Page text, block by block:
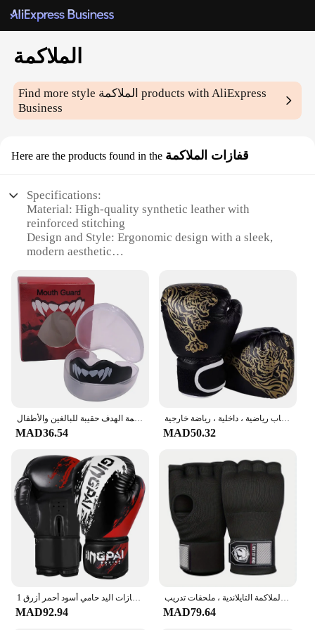
الملاكمة
Find more style الملاكمة products with AliExpress
Business
Here are the products found in the قفازات الملاكمة
Specifications:
Material: High-quality synthetic leather with
reinforced stitching
Design and Style: Ergonomic design with a sleek,
modern aesthetic
and martial arts training
Performance and Property: Durable construction
with superior shock absorption
Shape or Size or Weight or Quantity: Available in
multiple sizes and weights to fit various foot sizes
and training needs
Parts and Accessories: Comes with adjustable lacing
system for a secure fit
|الملاكمة|Wholesale|Vendors|
Crafted with a keen focus on performance and
durability, these boxing boots are engineered to
withstand the rigors of intense training sessions.
The high-quality synthetic leather material provides
a robust shield against impact, while the reinforced
stitching ensures longevity. The ergonomic design
is not only visually appealing but also enhances the
natural movement of your feet, allowing for better
agility and balance during training. The superior
shock absorption technology embedded in the soles
of these boots minimizes the impact on your joints,
reducing the risk of injury.
بو الجلود ركلة قفازات الملاكمة وسادة ، لكمة الهدف حقيبة للبالغين والأطفال ، MMA ، الكاراتيه ، الملاكمة التايلاندية ، القتال الحر ، ساندا معدات التدريب
MAD36.54
قفازات ملاكمة من جلد البولي يوريثان للبالغين والأطفال ، قفازات قتال جيدة التهوية ، تدريب ملاكمة ، ملاكمة ، صالة ألعاب رياضية ، داخلية ، رياضة خارجية
MAD50.32
1 زوج قفازات الملاكمة الكبار الرجال اللكم التدريب شرارة مريحة قابل للتعديل القتال قفازات اليد حامي أسود أحمر أزرق
MAD92.94
قفازة ملاكمة جل نصف إصبع ، لف يدوي ، قفازة داخلية مع حزام معصم طويل ، ساندا ، تدريب الملاكمة التايلاندية ، ملحقات تدريب MMA
MAD79.64